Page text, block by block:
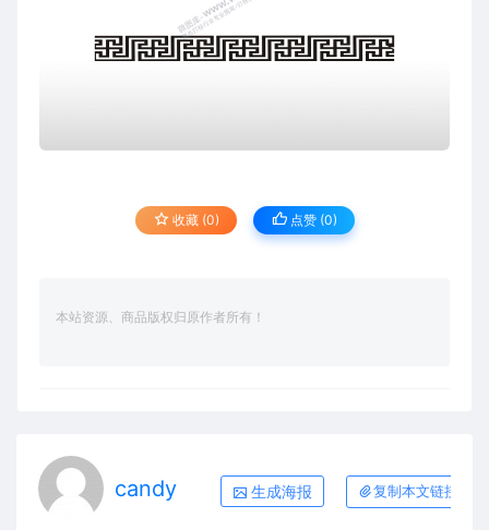
收藏 (0) 点赞 (0)
本站资源、商品版权归原作者所有！
candy 生成海报 复制本文链接